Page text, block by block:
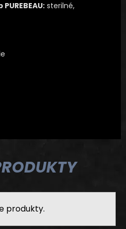
sterilné,
produkty.